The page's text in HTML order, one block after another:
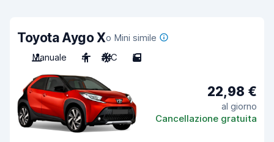
Toyota Aygo Xo Mini simile
Manuale
4 A/C 5
22,98 €
al giorno
Cancellazione gratuita